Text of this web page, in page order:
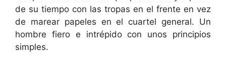
de su tiempo con las tropas en el frente en vez
de marear papeles en el cuartel general. Un
hombre fiero e intrépido con unos principios
simples.